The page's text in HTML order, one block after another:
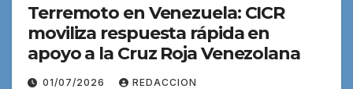
Terremoto en Venezuela: CICR
moviliza respuesta rápida en
apoyo a la Cruz Roja Venezolana
01/07/2026 REDACCION